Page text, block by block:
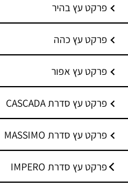
פרקט עץ בהיר
פרקט עץ כהה
פרקט עץ אפור
פרקט עץ סדרת CASCADA
פרקט עץ סדרת MASSIMO
פרקט עץ סדרת IMPERO